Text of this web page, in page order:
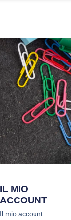
IL MIO
ACCOUNT
Il mio account